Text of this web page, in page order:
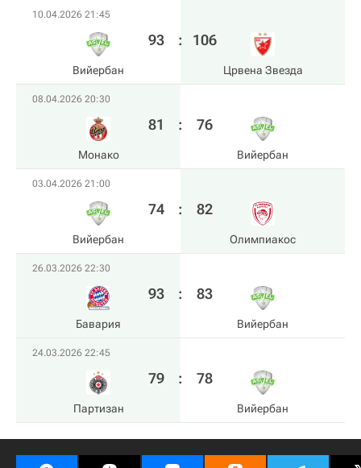
10.04.2026 21:45
Вийербан
93 : 106
Црвена Звезда
08.04.2026 20:30
Монако
81 : 76
Вийербан
03.04.2026 21:00
Вийербан
74 : 82
Олимпиакос
26.03.2026 22:30
Бавария
93 : 83
Вийербан
24.03.2026 22:45
Партизан
79 : 78
Вийербан